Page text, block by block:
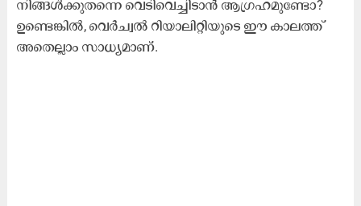
നിങ്ങൾക്കുതന്നെ വെടിവെച്ചിടാൻ ആഗ്രഹമുണ്ടോ?
ഉണ്ടെങ്കിൽ, വെർച്വൽ റിയാലിറ്റിയുടെ ഈ കാലത്ത്
അതെല്ലാം സാധ്യമാണ്.